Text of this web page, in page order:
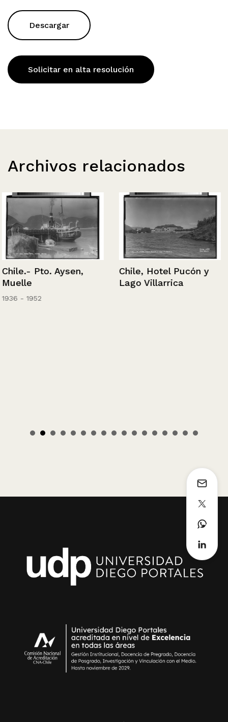
Descargar
Solicitar en alta resolución
Archivos relacionados
Chile.- Pto. Aysen,
Muelle
1936 - 1952
Chile, Hotel Pucón y
Lago Villarrica